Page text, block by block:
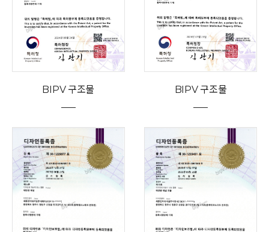
BIPV 구조물 BIPV 구조물